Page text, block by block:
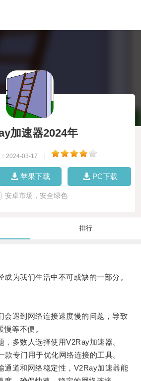
加速器2024年
2024-03-17
苹果下载 PC下载
安卓市场，安全绿色
排行
为我们生活中不可或缺的一部分。
遇到网络连接速度慢的问题，导致
等不便。
多数人选择使用V2Ray加速器。
专门用于优化网络连接的工具。
道和网络稳定性，V2Ray加速器能